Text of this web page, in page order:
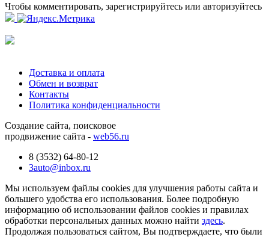
Чтобы комментировать, зарегистрируйтесь или авторизуйтесь
Доставка и оплата
Обмен и возврат
Контакты
Политика конфиденциальности
Создание сайта, поисковое
продвижение сайта - web56.ru
8 (3532) 64-80-12
3auto@inbox.ru
Мы используем файлы cookies для улучшения работы сайта и
большего удобства его использования. Более подробную
информацию об использовании файлов cookies и правилах
обработки персональных данных можно найти здесь.
Продолжая пользоваться сайтом, Вы подтверждаете, что были